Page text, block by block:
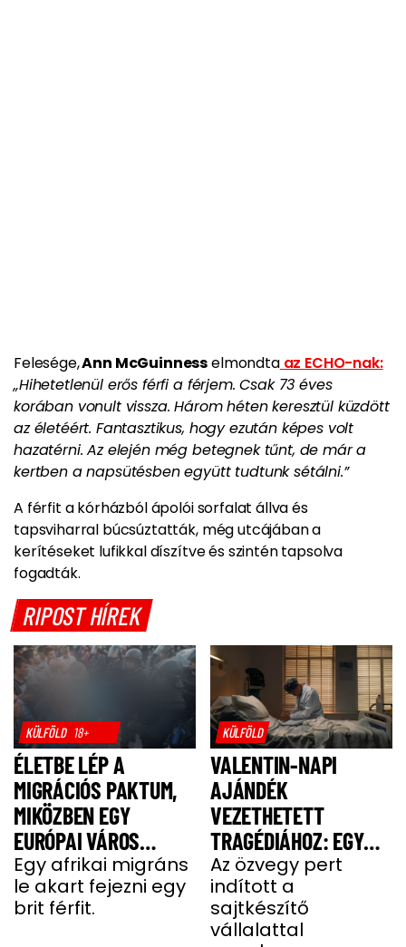
Felesége,Ann McGuinnesselmondtaaz ECHO-nak:
„Hihetetlenül erős férfi a férjem. Csak 73 éves
korában vonult vissza. Három héten keresztül küzdött
az életéért. Fantasztikus, hogy ezután képes volt
hazatérni. Az elején még betegnek tűnt, de már a
kertben a napsütésben együtt tudtunk sétálni.”
A férfit a kórházból ápolói sorfalat állva és
tapsviharral búcsúztatták, még utcájában a
kerítéseket lufikkal díszítve és szintén tapsolva
fogadták.
RIPOST HÍREK
KÜLFÖLD 18+
ÉLETBE LÉP A
MIGRÁCIÓS PAKTUM,
MIKÖZBEN EGY
EURÓPAI VÁROS
LÁNGOKBAN ÁLL A
MIGRÁNSERŐSZAK
MIATT
Egy afrikai migráns
le akart fejezni egy
brit férfit.
KÜLFÖLD
VALENTIN-NAPI
AJÁNDÉK
VEZETHETETT
TRAGÉDIÁHOZ: EGY
SAJT MIATT HALT MEG
A FÉRJ
Az özvegy pert
indított a
sajtkészítő
vállalattal